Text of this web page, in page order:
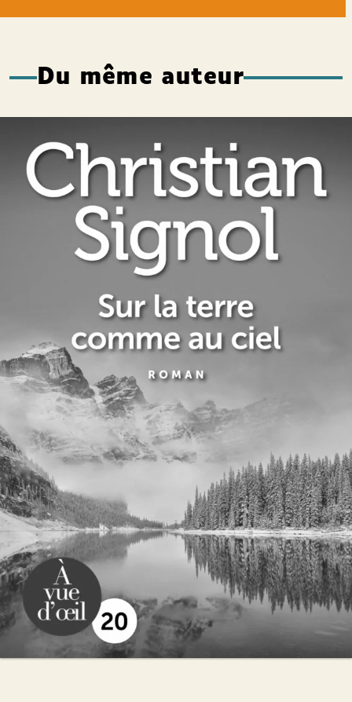
Du même auteur
Sur la terre comme au ciel
Christian Signol